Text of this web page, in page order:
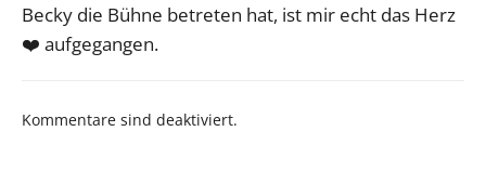
Becky die Bühne betreten hat, ist mir echt das Herz
❤️ aufgegangen.
Kommentare sind deaktiviert.